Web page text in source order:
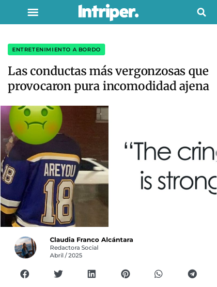
ENTRETENIMIENTO A BORDO
Las conductas más vergonzosas que
provocaron pura incomodidad ajena
Claudia Franco Alcántara
Redactora Social
Abril / 2025